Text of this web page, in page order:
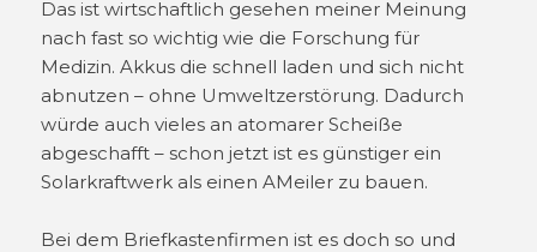
Das ist wirtschaftlich gesehen meiner Meinung
nach fast so wichtig wie die Forschung für
Medizin. Akkus die schnell laden und sich nicht
abnutzen – ohne Umweltzerstörung. Dadurch
würde auch vieles an atomarer Scheiße
abgeschafft – schon jetzt ist es günstiger ein
Solarkraftwerk als einen AMeiler zu bauen.
Bei dem Briefkastenfirmen ist es doch so und